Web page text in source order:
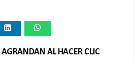
AL HACER CLIC